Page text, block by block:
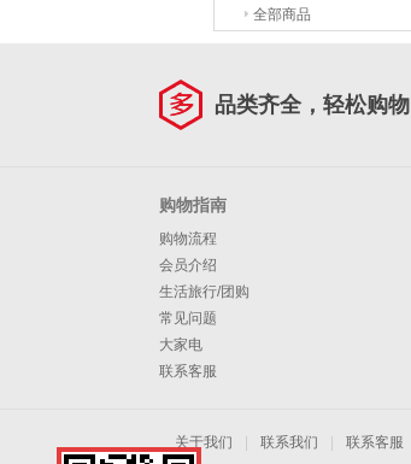
全部商品
品类齐全，轻松购物
购物指南
购物流程
会员介绍
生活旅行/团购
常见问题
大家电
联系客服
关于我们 联系我们 联系客服